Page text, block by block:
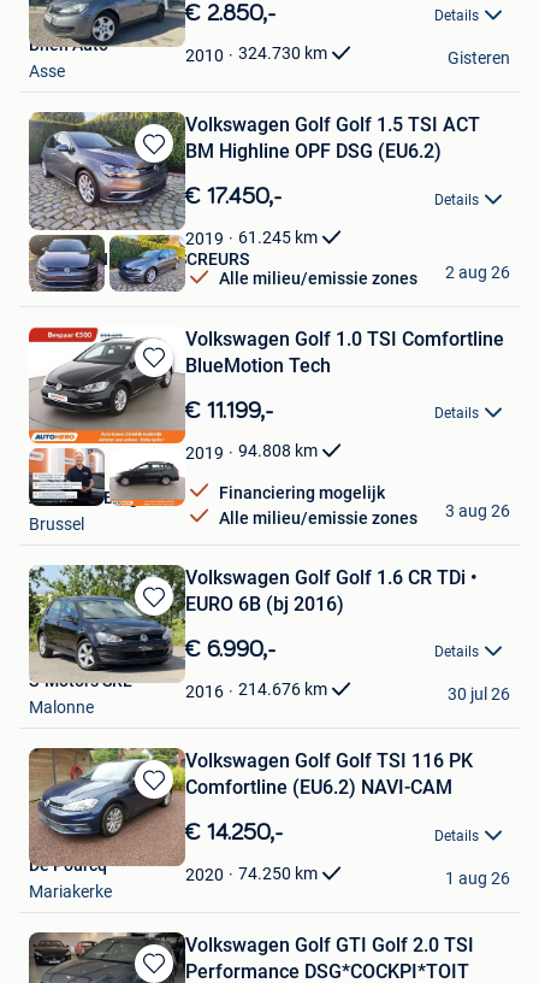
in
Mijn
Favorieten
€ 2.850,- Details
2010 324.730 km
Bhen Auto
Asse
Gisteren
Bewaren
in
Mijn
Favorieten
Volkswagen Golf Golf 1.5 TSI ACT
BM Highline OPF DSG (EU6.2)
€ 17.450,- Details
2019 61.245 km
Alle milieu/emissie zones
AUTOHANDEL JOS SCREURS
Wellen
2 aug 26
Bewaren
in
Favorieten
Volkswagen Golf 1.0 TSI Comfortline
BlueMotion Tech
€ 11.199,- Details
2019 94.808 km
Financiering mogelijk
Alle milieu/emissie zones
Autohero België
Brussel
3 aug 26
Bewaren
in
Mijn
Favorieten
Volkswagen Golf Golf 1.6 CR TDi •
EURO 6B (bj 2016)
€ 6.990,- Details
2016 214.676 km
S-Motors SRL
Malonne
30 jul 26
Bewaren
in
Mijn
Favorieten
Volkswagen Golf Golf TSI 116 PK
Comfortline (EU6.2) NAVI-CAM
€ 14.250,- Details
2020 74.250 km
De Pourcq
Mariakerke
1 aug 26
Volkswagen Golf GTI Golf 2.0 TSI
Performance DSG*COCKPI*TOIT